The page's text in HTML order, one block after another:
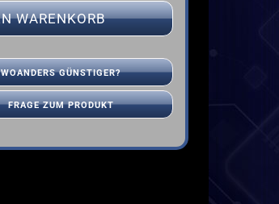
WOANDERS GÜNSTIGER?
FRAGE ZUM PRODUKT